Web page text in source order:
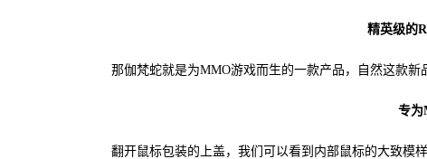
精英级的
那伽梵蛇就是为MMO游戏而生的一款产品，自然这款
专为
翻开鼠标包装的上盖，我们可以看到内部鼠标的大致模